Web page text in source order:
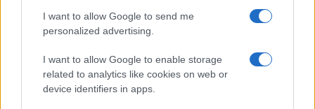
I want to allow Google to send me
personalized advertising.
I want to allow Google to enable storage
related to analytics like cookies on web or
device identifiers in apps.